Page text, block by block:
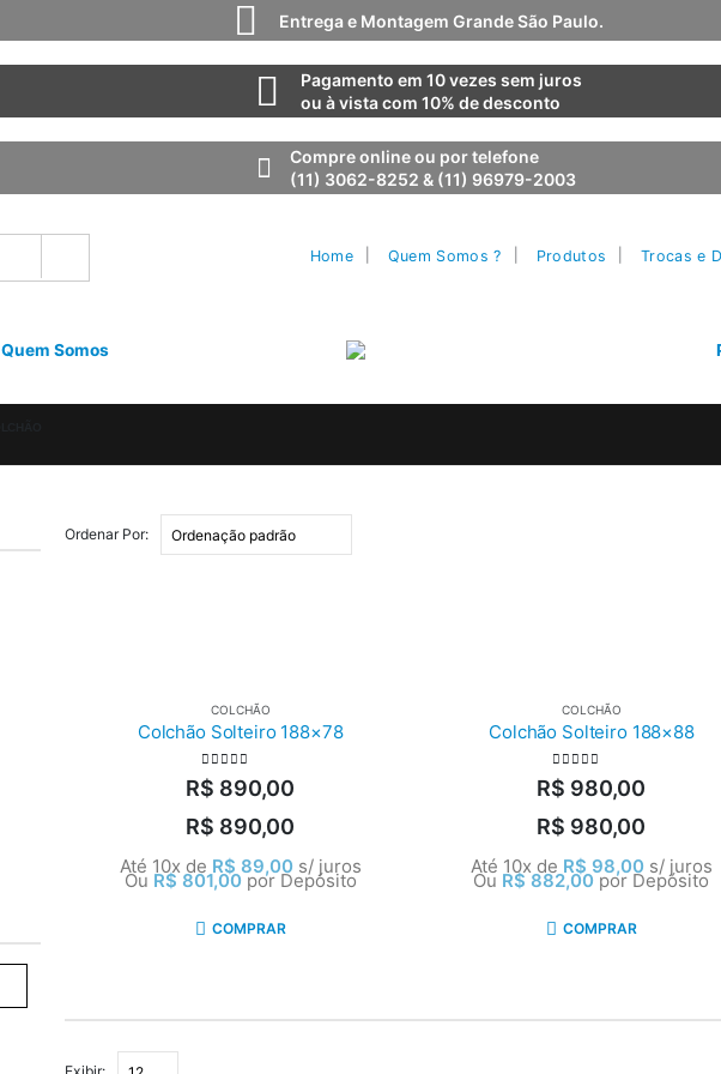
Entrega e Montagem Grande São Paulo.
Pagamento em 10 vezes sem juros
ou à vista com 10% de desconto
Compre online ou por telefone
(11) 3062-8252 & (11) 96979-2003
Home Quem Somos ? Produtos Trocas e
Quem Somos
Ordenar Por:
COLCHÃO
Colchão Solteiro 188×78
0out of 5
R$ 890,00
R$ 890,00
Até 10x de R$ 89,00 s/ juros
Ou R$ 801,00 por Depósito
COMPRAR
COLCHÃO
Colchão Solteiro 188×88
0out of 5
R$ 980,00
R$ 980,00
Até 10x de R$ 98,00 s/ juros
Ou R$ 882,00 por Depósito
COMPRAR